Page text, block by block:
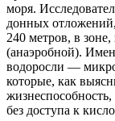
моря.
донных
240 метров, в
(анаэробной).
водоросли —
которые, как
без доступа к